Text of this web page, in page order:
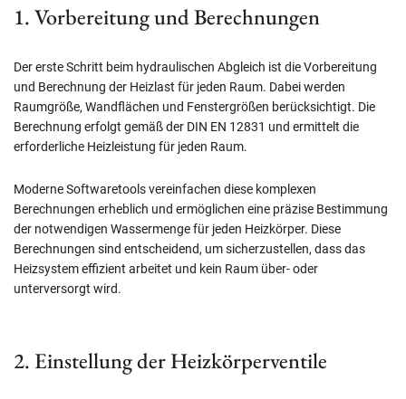
1. Vorbereitung und Berechnungen
Der erste Schritt beim hydraulischen Abgleich ist die Vorbereitung
und Berechnung der Heizlast für jeden Raum. Dabei werden
Raumgröße, Wandflächen und Fenstergrößen berücksichtigt. Die
Berechnung erfolgt gemäß der DIN EN 12831 und ermittelt die
erforderliche Heizleistung für jeden Raum.
Moderne Softwaretools vereinfachen diese komplexen
Berechnungen erheblich und ermöglichen eine präzise Bestimmung
der notwendigen Wassermenge für jeden Heizkörper. Diese
Berechnungen sind entscheidend, um sicherzustellen, dass das
Heizsystem effizient arbeitet und kein Raum über- oder
unterversorgt wird.
2. Einstellung der Heizkörperventile